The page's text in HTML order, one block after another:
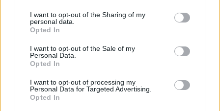
not limited to your visit or usage behaviour. You may click to
grant or deny consent to Google and its third-party tags to
use your data for below specified purposes in below Google
consent section.
I want to opt-out of the Sharing of my
personal data.
Opted In
I want to opt-out of the Sale of my
Personal Data.
Opted In
I want to opt-out of processing my
Personal Data for Targeted Advertising.
Opted In
червата. Те са пълни с фибри, което е полезно за
храносмилателната система. Тези фибри
подхранват добрите бактерии в червата.
Тези фибри също така помагат за
производството на късоверижни мастни
възпалението в червата. Това може да помогне
за предотвратяване на храносмилателни